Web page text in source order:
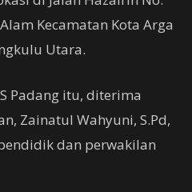
Kecamatan Kota Arga
Utara.
Padang itu, diterima
Zainatul Wahyuni, S.Pd,
dan perwakilan